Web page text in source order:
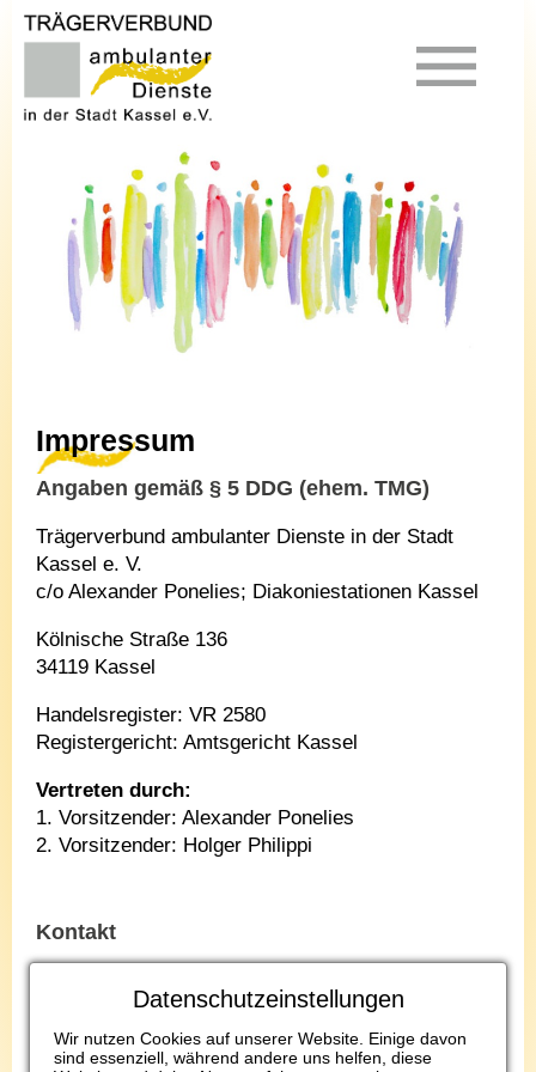
Impressum
Angaben gemäß § 5 DDG (ehem. TMG)
Trägerverbund ambulanter Dienste in der Stadt
Kassel e. V.
c/o Alexander Ponelies; Diakoniestationen Kassel
Kölnische Straße 136
34119 Kassel
Handelsregister: VR 2580
Registergericht: Amtsgericht Kassel
Vertreten durch:
1. Vorsitzender: Alexander Ponelies
2. Vorsitzender: Holger Philippi
Kontakt
alexander.ponelies@diakoniestationen-
kassel.de
Datenschutzeinstellungen
Wir nutzen Cookies auf unserer Website. Einige davon
sind essenziell, während andere uns helfen, diese